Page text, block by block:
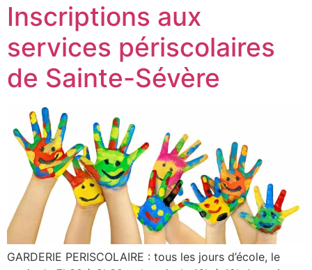
Inscriptions aux
services périscolaires
de Sainte-Sévère
GARDERIE PERISCOLAIRE : tous les jours d’école, le